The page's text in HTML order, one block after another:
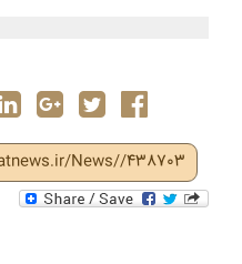
News//438703